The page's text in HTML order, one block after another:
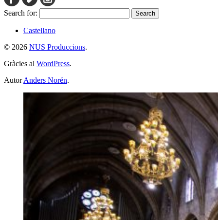
Search for:
Castellano
© 2026 NUS Produccions.
Gràcies al WordPress.
AutorAnders Norén.